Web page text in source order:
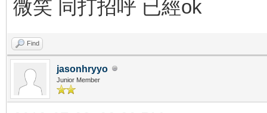
微笑 同打招呼 已經ok
Find
jasonhryyo
Junior Member